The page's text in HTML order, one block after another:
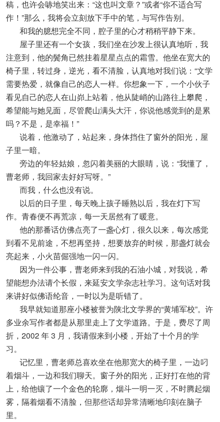
稿，也许会哧地笑出来：“这也叫文章？”或者“你不适合写
作！”那么，我将会立刻放下手中的笔，与写作告别。
和我的臆想完全不同，腔子里的心才稍稍平静下来。
屋子里还有一个女孩，我们坐在沙发上很认真地听，我
注意到，他的鬓角已然挂着星星点点的霜雪。他坐在宽大的
椅子里，转过身，逆光，看不清脸，认真地对我们说：“文学
需要热爱，就像自己的恋人一样。你想象一下，一个小伙子
看见自己的恋人在山峁上站着，他从陡峭的山路往上攀爬，
希望能与她见面，尽管爬山满头大汗，你说他感觉到的是累
吗？不是，是幸福！”
说着，他激动了，站起来，身体挡住了窗外的阳光，屋
子里一暗。
旁边的年轻姑娘，忽闪着美丽的大眼睛，说：“我懂了，
曹老师，我回家去好好写呀。”
而我，什么也没有说。
以后的日子里，每天晚上孩子睡熟以后，我在灯下写
作。青春便不再荒凉，每一天居然有了暖意。
他的那番话仿佛点亮了一盏心灯，很久以来，每次感觉
到看不见前途，不想再坚持，想要放弃的时候，那盏灯就会
亮起来，小火苗倔强地一闪一闪。
因为一件公事，曹老师来到我的石油小城，对我说，希
望能想办法请个长假，来延安文学杂志社学习。这句话对我
来讲好似佛语纶音，一时以为是听错了。
我早就知道那座小楼被誉为陕北文学界的“黄埔军校”。许
多业余写作者都是从那里走上了文学道路。于是，费尽了周
折，2002 年 3 月，我请假来到小楼，开始了十个月的学
习。
记忆里，曹老师总喜欢坐在他那宽大的椅子里，一边叼
着烟斗，一边和我们聊天。窗子外的阳光，正好打在他的背
上，给他镶了一个金色的轮廓，烟斗一明一灭，不时腾起烟
雾，隔着烟看不清脸，但那些话却异常清晰地印刻在脑子
里。